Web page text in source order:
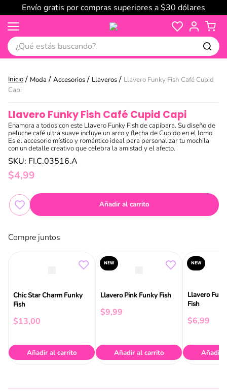
Envío gratis por compras superiores a $30 dólares
¿Qué estás buscando?
Moda Accesorios Llaveros
Llavero Funky Fish Café Cupid
Capi
Llavero Funky Fish Café Cupid Capi
Enamora a todos con este Llavero Funky Fish de capibara. Su diseño de
peluche café ultra suave incluye un arco y flecha de Cupido en el lomo.
Es el accesorio místico y romántico ideal para personalizar tu mochila
con un detalle creativo que celebra la amistad y el afecto.
SKU: FI.C.03516.A
$4,99
Añadir al carrito
Compre juntos
Chic Star Charm Funky
Fish
$13,00
Añadir al carrito
NEW
Llavero Pink Funky Fish
$9,99
Añadir al carrito
NEW
Llavero
Fish
$6,99
Añadir